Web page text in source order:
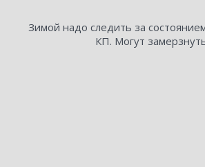
Зимой надо следить за
КП. Могут